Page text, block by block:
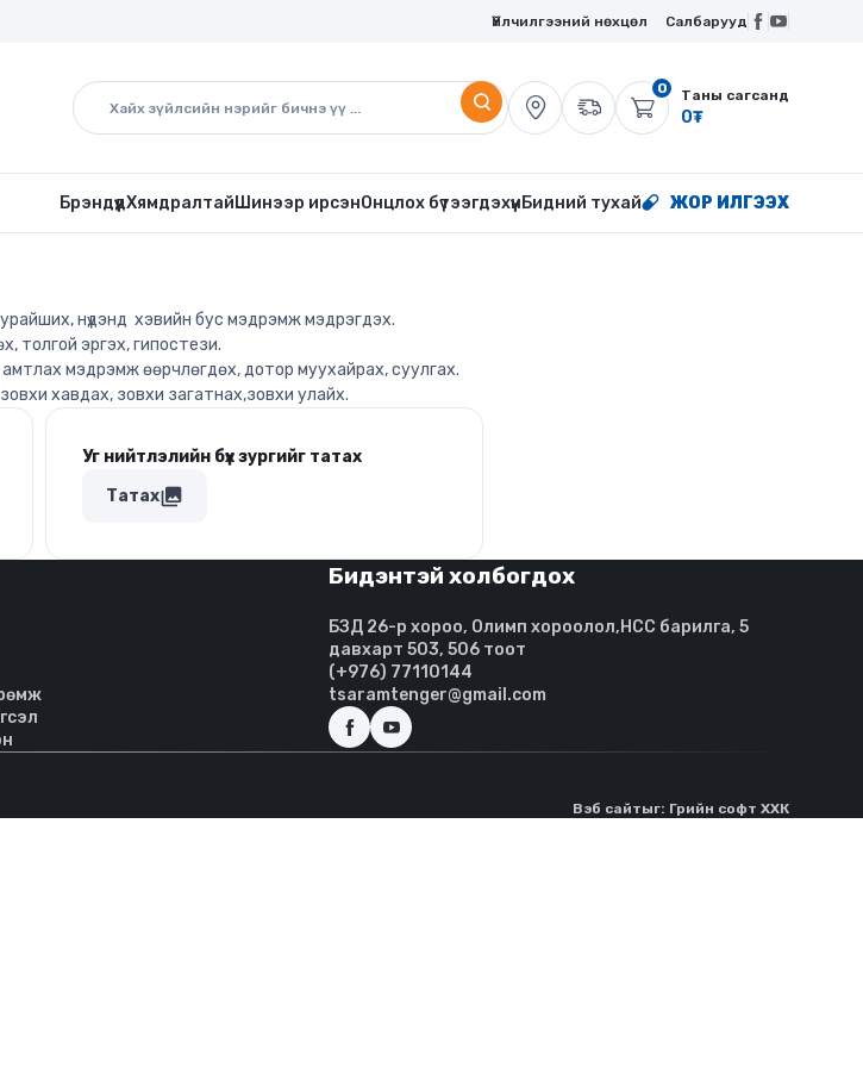
Үйлчилгээний нөхцөл Салбарууд
0 Таны сагсанд
0₮
БрэндүүдХямдралтайШинээр ирсэнОнцлох бүтээгдэхүүнБидний тухай ЖОР ИЛГЭЭХ
нүдэнд хэвийн бус мэдрэмж мэдрэгдэх.
толгой эргэх, гипостези.
мэдрэмж өөрчлөгдөх, дотор муухайрах, суулгах.
хавдах, зовхи загатнах,зовхи улайх.
Уг нийтлэлийн бүх зургийг татах
Татахcollections
Бидэнтэй холбогдох
БЗД 26-р хороо, Олимп хороолол,HCC барилга, 5
давхарт 503, 506 тоот
(+976) 77110144
tsaramtenger@gmail.com
Вэб сайтыг: Грийн софт ХХК